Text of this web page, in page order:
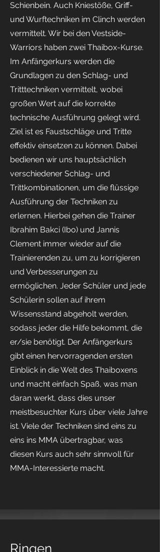
Schienbein. Auch Kniestöße, Griff-
und Wurftechniken im Clinch werden
vermittelt. Wir bei den Vestside-
Warriors haben zwei Thaibox-Kurse.
Im Anfängerkurs werden die
Grundlagen zu den Schlag- und
Tritttechniken vermittelt, wobei
großen Wert auf die korrekte
technische Ausführung gelegt wird.
Ziel ist es Faustschläge und Tritte
effektiv einsetzen zu können. Dabei
bedienen wir uns hauptsächlich
verschiedener Schlag- und
Trittkombinationen, um die flüssige
Ausführung der Techniken zu
erlernen. Hierbei gehen die Trainer
Ibrahim Bakci (Ibo) und Jannis
Clement immer wieder auf die
Trainierenden zu, um zu korrigieren
und Verbesserungen zu
ermöglichen. Jeder Schüler und jede
Schülerin sollen auf ihrem
Wissensstand abgeholt werden,
sodass jeder die Hilfe bekommt, die
er/sie benötigt. Der Anfängerkurs
gibt einen hervorragenden ersten
Einblick in die Welt des Thaiboxens
und macht einfach Spaß, was man
daran werkt, dass dies unser
meistbesuchter Kurs über viele Jahre
ist. Viele der Techniken sind eins zu
eins ins MMA übertragbar, was
diesen Kurs auch sehr sinnvoll für
MMA-Interessierte macht.
Ringen